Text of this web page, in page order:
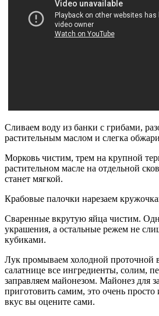
Сливаем воду из банки с грибами,
растительным маслом и слегка
Морковь чистим, трем на крупной
растительном масле на отдельной
станет мягкой.
Крабовые палочки нарезаем
Сваренные вкрутую яйца чистим.
украшения, а остальные режем не
кубиками.
Лук промываем холодной проточной
салатнице все ингредиенты, солим,
заправляем майонезом. Майонез для
приготовить самим, это очень
вкус вы оцените сами.